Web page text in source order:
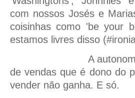
com nossos Josés e
coisinhas como 'be your
estamos livres disso
A
de vendas que é dono do
vender não ganha. E só.